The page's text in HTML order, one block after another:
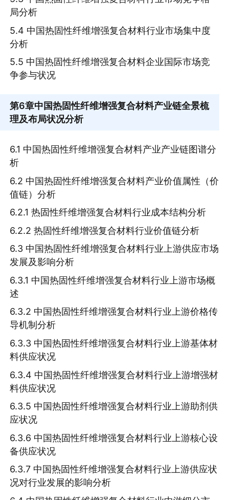
局分析
5.4 中国热固性纤维增强复合材料行业市场集中度
分析
5.5 中国热固性纤维增强复合材料企业国际市场竞
争参与状况
第6章中国热固性纤维增强复合材料产业链全景梳
理及布局状况分析
6.1 中国热固性纤维增强复合材料产业产业链图谱分
析
6.2 中国热固性纤维增强复合材料产业价值属性（价
值链）分析
6.2.1 热固性纤维增强复合材料行业成本结构分析
6.2.2 热固性纤维增强复合材料行业价值链分析
6.3 中国热固性纤维增强复合材料行业上游供应市场
发展及影响分析
6.3.1 中国热固性纤维增强复合材料行业上游市场概
述
6.3.2 中国热固性纤维增强复合材料行业上游价格传
导机制分析
6.3.3 中国热固性纤维增强复合材料行业上游基体材
料供应状况
6.3.4 中国热固性纤维增强复合材料行业上游增强材
料供应状况
6.3.5 中国热固性纤维增强复合材料行业上游助剂供
应状况
6.3.6 中国热固性纤维增强复合材料行业上游核心设
备供应状况
6.3.7 中国热固性纤维增强复合材料行业上游供应状
况对行业发展的影响分析